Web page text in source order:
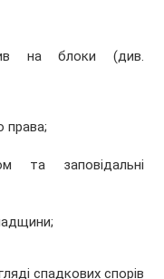
на блоки (див.
права;
та заповідальні
спадкових спорів